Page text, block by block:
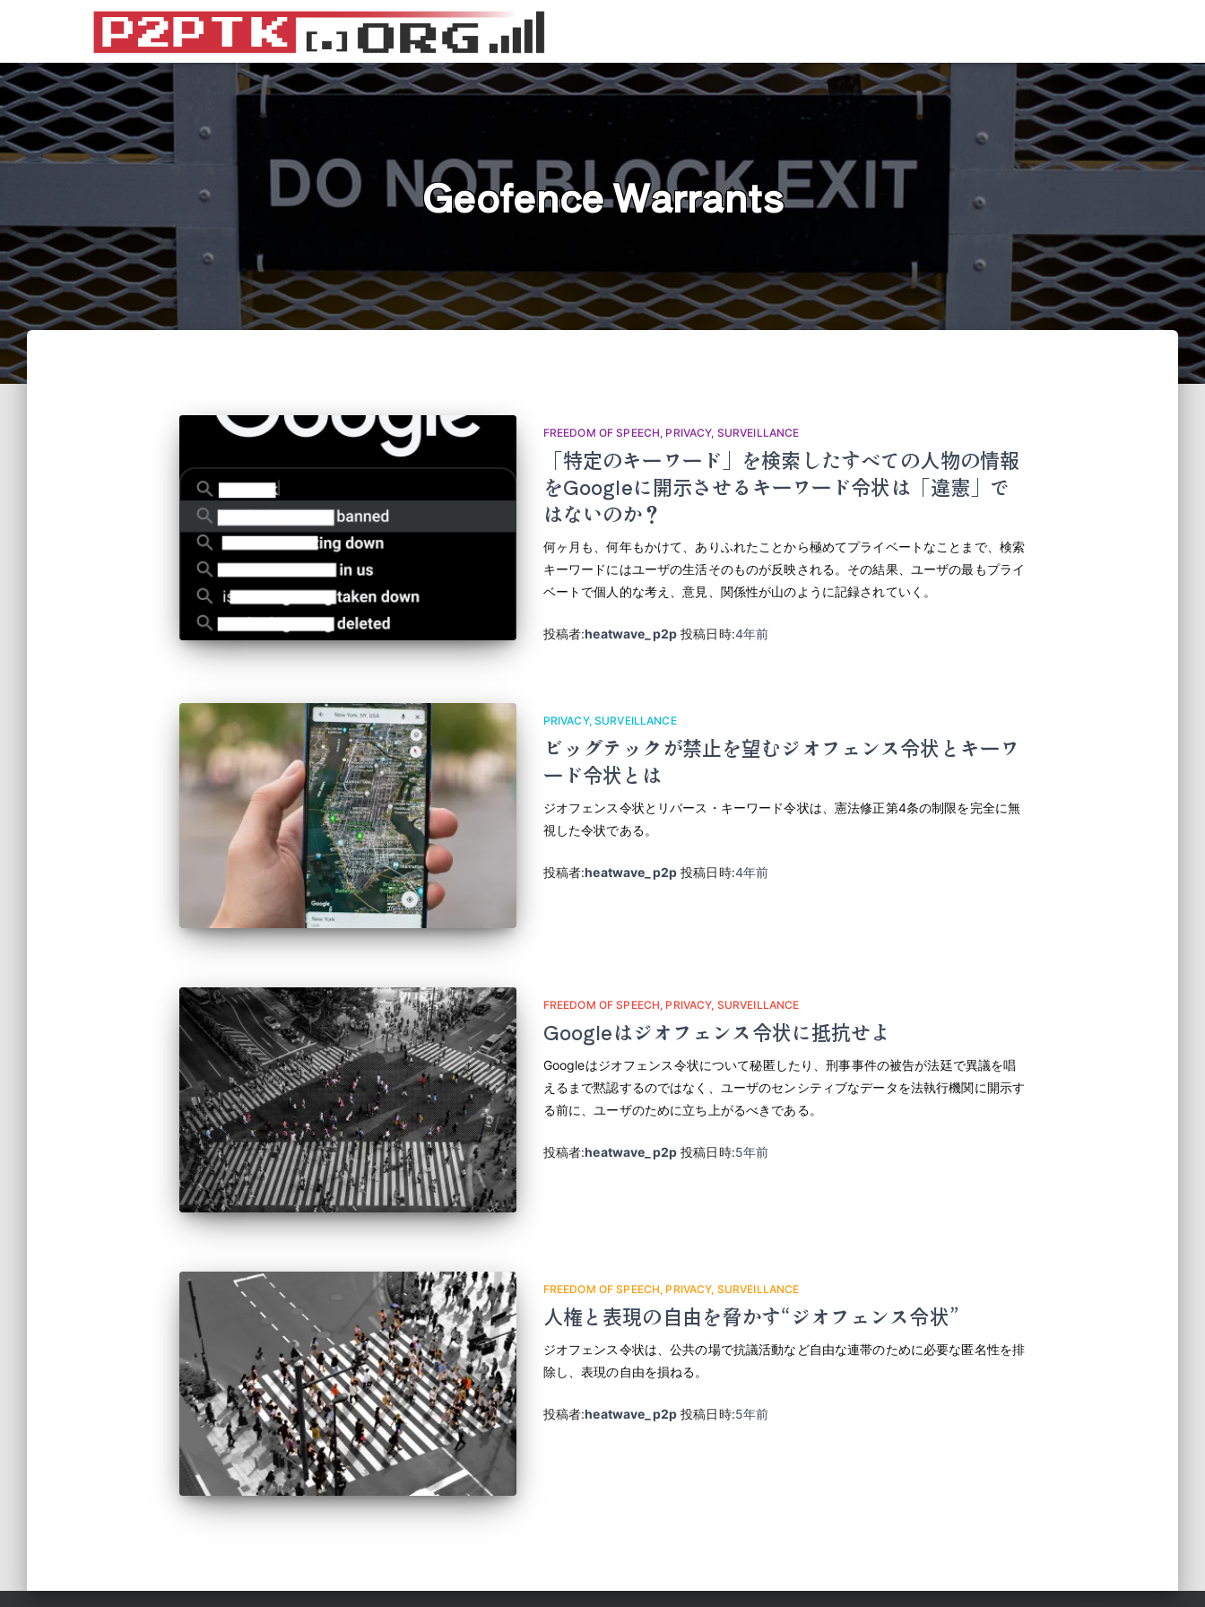
Geofence Warrants
FREEDOM OF SPEECH PRIVACY SURVEILLANCE
「特定のキーワード」を検索したすべての人物の情報
をGoogleに開示させるキーワード令状は「違憲」で
はないのか？
何ヶ月も、何年もかけて、ありふれたことから極めてプライベートなことまで、検索
キーワードにはユーザの生活そのものが反映される。その結果、ユーザの最もプライ
ベートで個人的な考え、意見、関係性が山のように記録されていく。
投稿者:heatwave_p2p 投稿日時:4年前
PRIVACY SURVEILLANCE
ビッグテックが禁止を望むジオフェンス令状とキーワ
ード令状とは
ジオフェンス令状とリバース・キーワード令状は、憲法修正第4条の制限を完全に無
視した令状である。
投稿者:heatwave_p2p 投稿日時:4年前
FREEDOM OF SPEECH PRIVACY SURVEILLANCE
Googleはジオフェンス令状に抵抗せよ
Googleはジオフェンス令状について秘匿したり、刑事事件の被告が法廷で異議を唱
えるまで黙認するのではなく、ユーザのセンシティブなデータを法執行機関に開示す
る前に、ユーザのために立ち上がるべきである。
投稿者:heatwave_p2p 投稿日時:5年前
FREEDOM OF SPEECH PRIVACY SURVEILLANCE
人権と表現の自由を脅かす“ジオフェンス令状”
ジオフェンス令状は、公共の場で抗議活動など自由な連帯のために必要な匿名性を排
除し、表現の自由を損ねる。
投稿者:heatwave_p2p 投稿日時:5年前